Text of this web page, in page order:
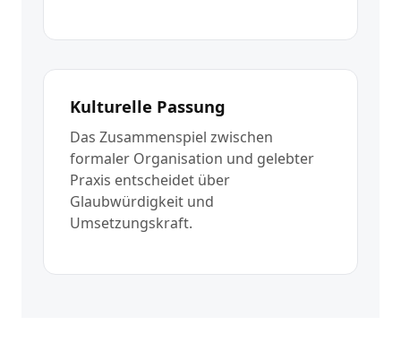
Kulturelle Passung
Das Zusammenspiel zwischen
formaler Organisation und gelebter
Praxis entscheidet über
Glaubwürdigkeit und
Umsetzungskraft.